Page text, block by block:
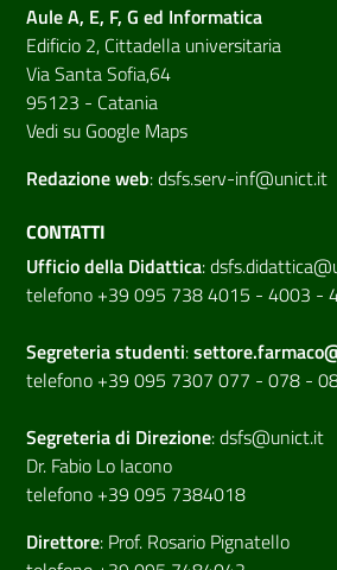
Aule A, E, F, G ed Informatica
Edificio 2, Cittadella universitaria
Via Santa Sofia,64
95123 - Catania
Vedi su Google Maps
Redazione web:dsfs.serv-inf@unict.it
CONTATTI
Ufficio della Didattica:
telefono +39 095 738 4015 - 4003 -
Segreteria studenti:
telefono +39 095 7307 077 - 078 -
Segreteria di Direzione:dsfs@unict.it
Dr. Fabio Lo Iacono
telefono +39 095 7384018
Direttore: Prof. Rosario Pignatello